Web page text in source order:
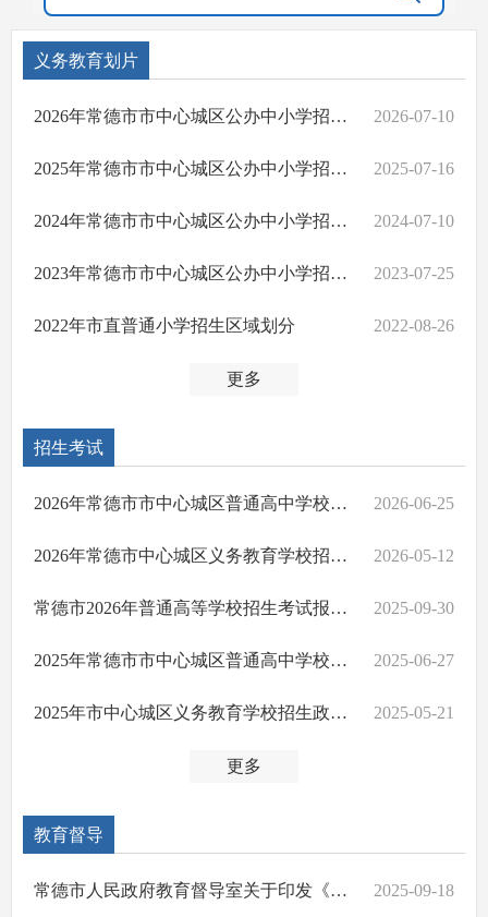
义务教育划片
2026-07-10
2026年常德市市中心城区公办中小学招生划片范围
2025-07-16
2025年常德市市中心城区公办中小学招生划片范围
2024-07-10
2024年常德市市中心城区公办中小学招生划片范围
2023-07-25
2023年常德市市中心城区公办中小学招生划片范围
2022-08-26
2022年市直普通小学招生区域划分
更多
招生考试
2026-06-25
2026年常德市市中心城区普通高中学校招生政策解读
2026-05-12
2026年常德市中心城区义务教育学校招生政策解读
2025-09-30
常德市2026年普通高等学校招生考试报名公告
2025-06-27
2025年常德市市中心城区普通高中学校招生政策解读
2025-05-21
2025年市中心城区义务教育学校招生政策解读
更多
教育督导
2025-09-18
常德市人民政府教育督导室关于印发《 2025年县市区人民政府（管委会）履行教育职责综合督导暨教育重点工作专项督导实地核查工作规程》的通知